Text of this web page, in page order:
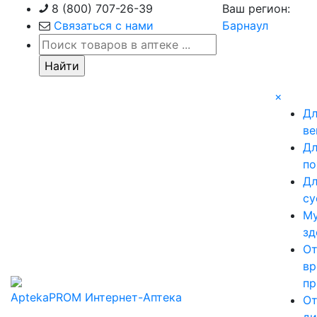
content
8 (800) 707-26-39
Связаться с нами
Ваш регион:
Барнаул
AptekaPROM Интернет-Аптека
×